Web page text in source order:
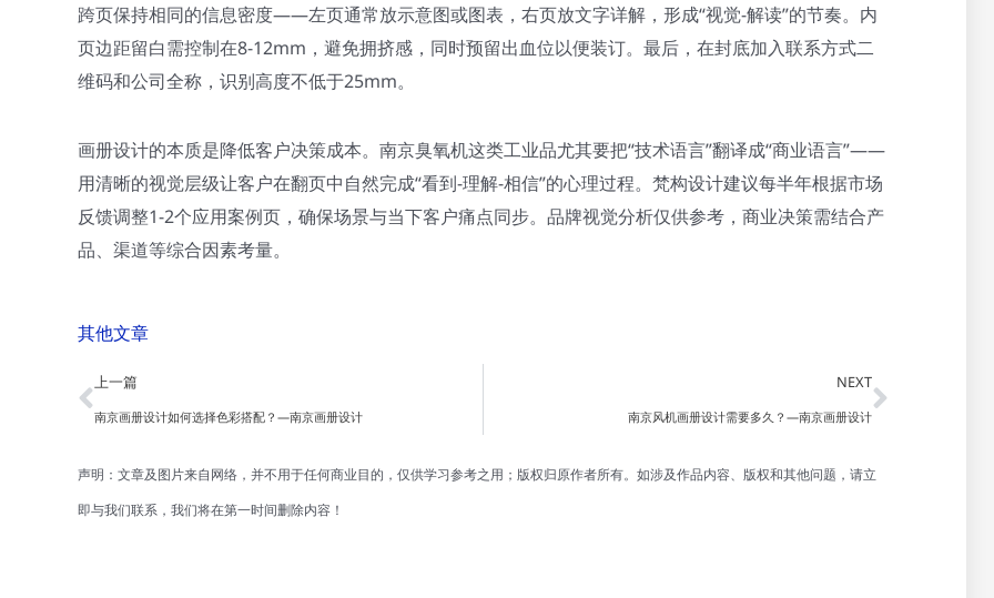
跨页保持相同的信息密度——左页通常放示意图或图表，右页放文字详解，形成“视觉-解读”的节奏。内
页边距留白需控制在8-12mm，避免拥挤感，同时预留出血位以便装订。最后，在封底加入联系方式二
维码和公司全称，识别高度不低于25mm。
画册设计的本质是降低客户决策成本。南京臭氧机这类工业品尤其要把“技术语言”翻译成“商业语言”——
用清晰的视觉层级让客户在翻页中自然完成“看到-理解-相信”的心理过程。梵构设计建议每半年根据市场
反馈调整1-2个应用案例页，确保场景与当下客户痛点同步。品牌视觉分析仅供参考，商业决策需结合产
品、渠道等综合因素考量。
其他文章
Prev
上一篇
南京画册设计如何选择色彩搭配？—南京画册设计
NEXT
南京风机画册设计需要多久？—南京画册设计
Next
声明：文章及图片来自网络，并不用于任何商业目的，仅供学习参考之用；版权归原作者所有。如涉及作品内容、版权和其他问题，请立
即与我们联系，我们将在第一时间删除内容！